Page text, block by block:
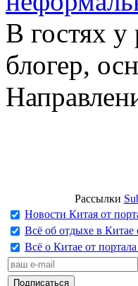
В гостях
блогер,
Рассылки
Новости Китая от
Всё об отдыхе в Китае
Всё о Китае от